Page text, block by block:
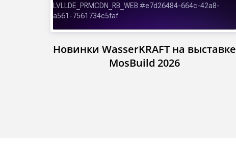
Новинки WasserKRAFT на выставке
MosBuild 2026